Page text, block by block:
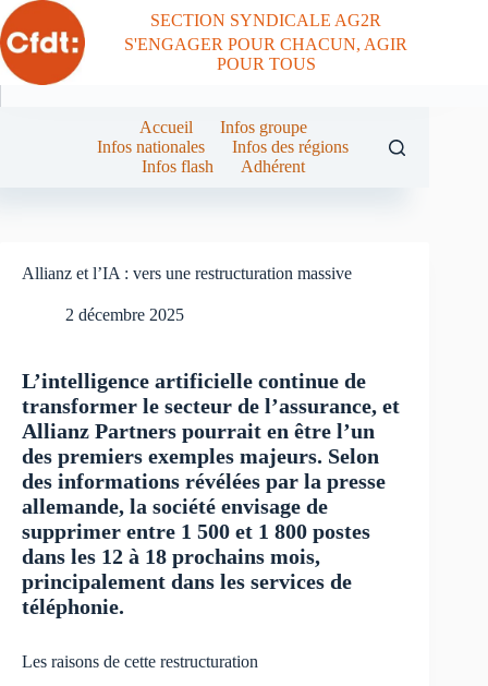
Passer
au
contenu
SECTION SYNDICALE AG2R
S'ENGAGER POUR CHACUN, AGIR
POUR TOUS
Accueil
Infos groupe
Infos nationales
Infos des régions
Infos flash
Adhérent
Allianz et l’IA : vers une restructuration massive
2 décembre 2025
L’intelligence artificielle continue de
transformer le secteur de l’assurance, et
Allianz Partners pourrait en être l’un
des premiers exemples majeurs. Selon
des informations révélées par la presse
allemande, la société envisage de
supprimer entre 1 500 et 1 800 postes
dans les 12 à 18 prochains mois,
principalement dans les services de
téléphonie.
Les raisons de cette restructuration